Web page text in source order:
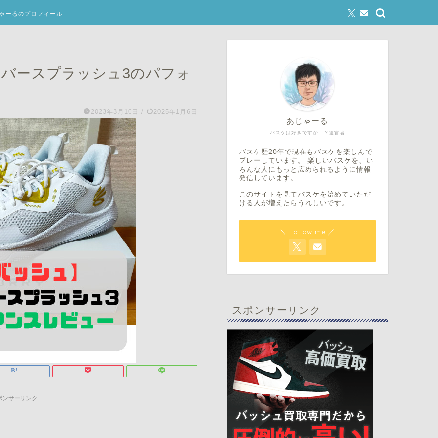
ーるのプロフィール
ースプラッシュ3のパフォ
2023年3月10日 / 2025年1月6日
ンサーリンク
バスケは好きですか…？運営者
あじゃーる
バスケ歴20年で現在もバスケを楽しんで
プレーしています。 楽しいバスケを、い
ろんな人にもっと広められるように情報
発信しています。
このサイトを見てバスケを始めていただ
ける人が増えたらうれしいです。
＼ Follow me ／
スポンサーリンク